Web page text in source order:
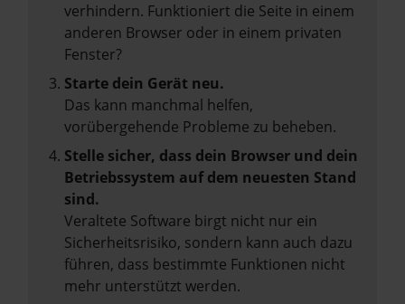
verhindern. Funktioniert die Seite in einem
anderen Browser oder in einem privaten
Fenster?
Starte dein Gerät neu.
Das kann manchmal helfen,
vorübergehende Probleme zu beheben.
Stelle sicher, dass dein Browser und dein
Betriebssystem auf dem neuesten Stand
sind.
Veraltete Software birgt nicht nur ein
Sicherheitsrisiko, sondern kann auch dazu
führen, dass bestimmte Funktionen nicht
mehr unterstützt werden.